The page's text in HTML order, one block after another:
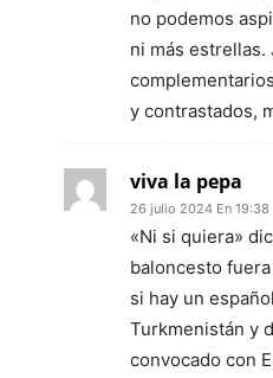
no podemos
ni más estrellas.
y contrastados,
viva la pepa
26 julio 2024 En 19:38
«Ni si quiera»
baloncesto
si hay un
Turkmenistán y
convocado con